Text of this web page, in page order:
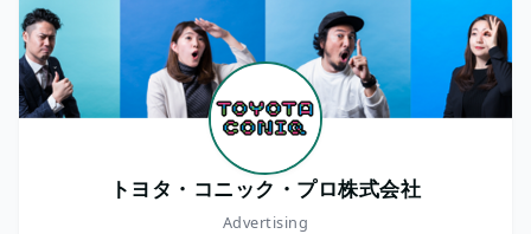
トヨタ・コニック・プロ株式会社
Advertising